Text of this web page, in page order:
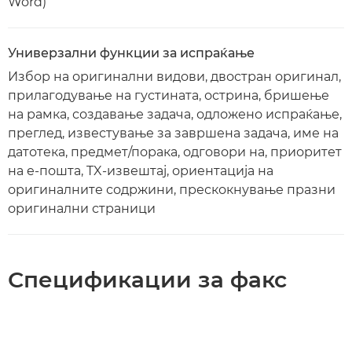
Универзални функции за испраќање
Избор на оригинални видови, двостран оригинал,
прилагодување на густината, острина, бришење
на рамка, создавање задача, одложено испраќање,
преглед, известување за завршена задача, име на
датотека, предмет/порака, одговори на, приоритет
на е-пошта, TX-извештај, ориентација на
оригиналните содржини, прескокнување празни
оригинални страници
Спецификации за факс